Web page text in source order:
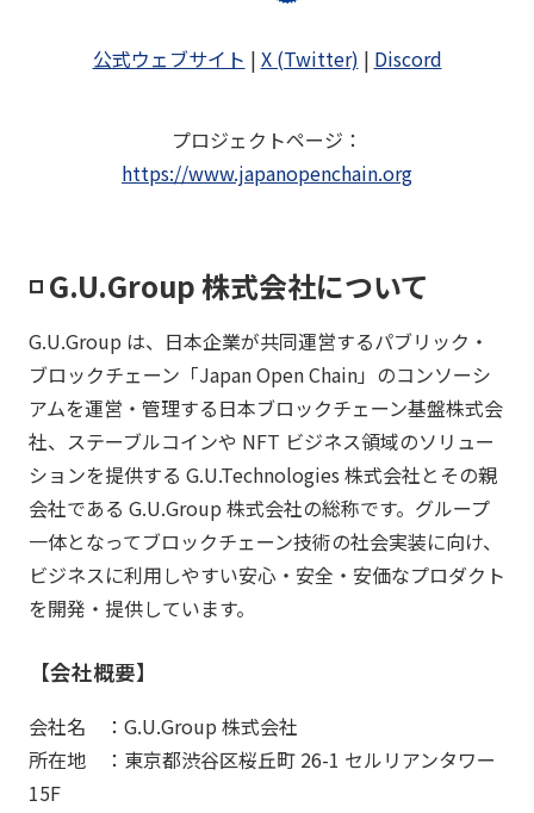
公式ウェブサイト | X (Twitter) | Discord
プロジェクトページ ：
https://www.japanopenchain.org
◽️ G.U.Group 株式会社について
G.U.Group は、日本企業が共同運営するパブリック・
ブロックチェーン「Japan Open Chain」のコンソーシ
アムを運営・管理する日本ブロックチェーン基盤株式会
社、ステーブルコインや NFT ビジネス領域のソリュー
ションを提供する G.U.Technologies 株式会社とその親
会社である G.U.Group 株式会社の総称です。グループ
一体となってブロックチェーン技術の社会実装に向け、
ビジネスに利用しやすい安心・安全・安価なプロダクト
を開発・提供しています。
【会社概要】
会社名 ：G.U.Group 株式会社
所在地 ：東京都渋谷区桜丘町 26-1 セルリアンタワー
15F